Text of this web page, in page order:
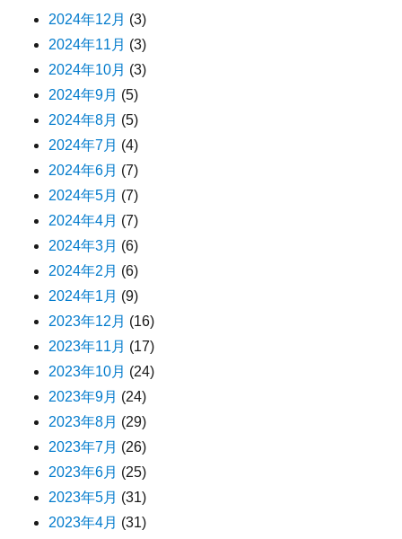
2024年12月 (3)
2024年11月 (3)
2024年10月 (3)
2024年9月 (5)
2024年8月 (5)
2024年7月 (4)
2024年6月 (7)
2024年5月 (7)
2024年4月 (7)
2024年3月 (6)
2024年2月 (6)
2024年1月 (9)
2023年12月 (16)
2023年11月 (17)
2023年10月 (24)
2023年9月 (24)
2023年8月 (29)
2023年7月 (26)
2023年6月 (25)
2023年5月 (31)
2023年4月 (31)